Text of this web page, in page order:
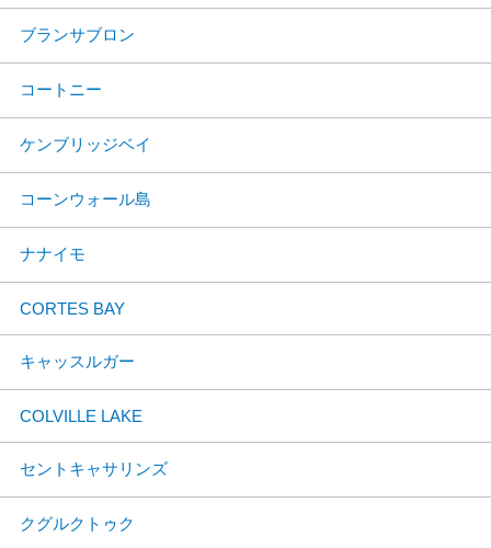
ブランサブロン
コートニー
ケンブリッジベイ
コーンウォール島
ナナイモ
CORTES BAY
キャッスルガー
COLVILLE LAKE
セントキャサリンズ
クグルクトゥク